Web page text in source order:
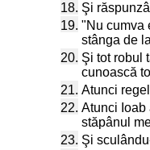
18. Şi
19. "Nu cumva
stânga de
20. Şi tot robul
cunoască
21. Atunci
22. Atunci Ioab
stăpânul
23. Şi